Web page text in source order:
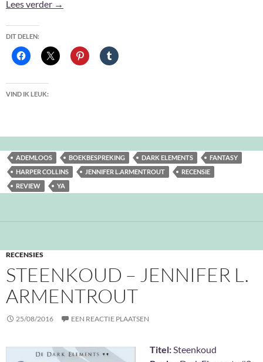
Lees verder Ademloos – Jennifer L. Armentrout
→
DIT DELEN:
VIND IK LEUK:
ADEMLOOS BOEKBESPREKING DARK ELEMENTS
FANTASY
HARPER COLLINS
JENNIFER L.ARMENTROUT
RECENSIE
REVIEW
YA
RECENSIES
STEENKOUD – JENNIFER L.
ARMENTROUT
25/08/2016 EEN REACTIE PLAATSEN
Titel:Steenkoud